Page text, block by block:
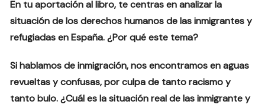
En tu aportación al libro, te centras en analizar la
situación de los derechos humanos de las inmigrantes y
refugiadas en España. ¿Por qué este tema?
Si hablamos de inmigración, nos encontramos en aguas
revueltas y confusas, por culpa de tanto racismo y
tanto bulo. ¿Cuál es la situación real de las inmigrante y